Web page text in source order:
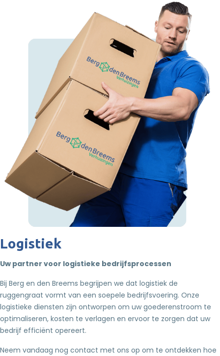
Logistiek
Uw partner voor logistieke bedrijfsprocessen
Bij Berg en den Breems begrijpen we dat logistiek de
ruggengraat vormt van een soepele bedrijfsvoering. Onze
logistieke diensten zijn ontworpen om uw goederenstroom te
optimaliseren, kosten te verlagen en ervoor te zorgen dat uw
bedrijf efficiënt opereert.
Neem vandaag nog contact met ons op om te ontdekken hoe